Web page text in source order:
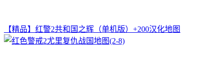
【精品】红警2共和国之辉（单机版）+200汉化地图